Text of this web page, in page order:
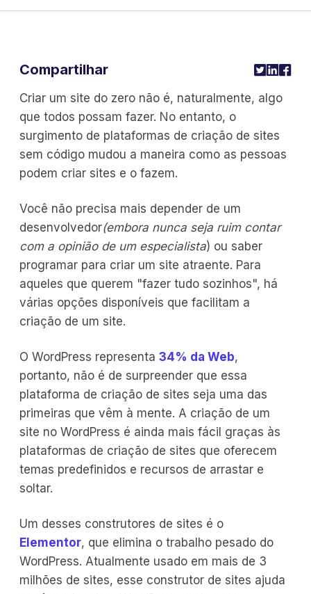
Criar um site do zero não é, naturalmente, algo
que todos possam fazer. No entanto, o
surgimento de plataformas de criação de sites
sem código mudou a maneira como as pessoas
podem criar sites e o fazem.
Você não precisa mais depender de um
desenvolvedor(embora nunca seja ruim contar
com a opinião de um especialista) ou saber
programar para criar um site atraente. Para
aqueles que querem "fazer tudo sozinhos", há
várias opções disponíveis que facilitam a
criação de um site.
O WordPress representa 34% da Web,
portanto, não é de surpreender que essa
plataforma de criação de sites seja uma das
primeiras que vêm à mente. A criação de um
site no WordPress é ainda mais fácil graças às
plataformas de criação de sites que oferecem
temas predefinidos e recursos de arrastar e
soltar.
Um desses construtores de sites é o
Elementor, que elimina o trabalho pesado do
WordPress. Atualmente usado em mais de 3
milhões de sites, esse construtor de sites ajuda
Compartilhar